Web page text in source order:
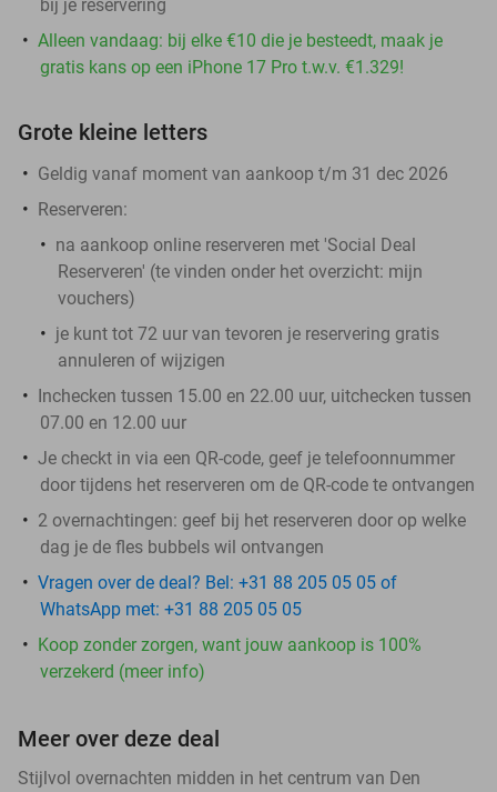
bij je reservering
Alleen vandaag: bij elke €10 die je besteedt, maak je
gratis kans op een iPhone 17 Pro t.w.v. €1.329!
Grote kleine letters
Geldig vanaf moment van aankoop t/m 31 dec 2026
Reserveren:
na aankoop online reserveren met 'Social Deal
Reserveren' (te vinden onder het overzicht: mijn
vouchers)
je kunt tot 72 uur van tevoren je reservering gratis
annuleren of wijzigen
Inchecken tussen 15.00 en 22.00 uur, uitchecken tussen
07.00 en 12.00 uur
Je checkt in via een QR-code, geef je telefoonnummer
door tijdens het reserveren om de QR-code te ontvangen
2 overnachtingen: geef bij het reserveren door op welke
dag je de fles bubbels wil ontvangen
Vragen over de deal? Bel: +31 88 205 05 05 of
WhatsApp met: +31 88 205 05 05
Koop zonder zorgen, want jouw aankoop is 100%
verzekerd (meer info)
Meer over deze deal
Stijlvol overnachten midden in het centrum van Den